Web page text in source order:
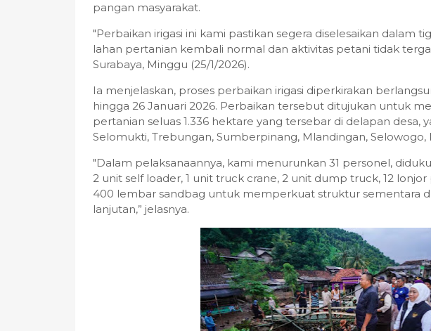
pangan masyarakat.
"Perbaikan irigasi ini kami pastikan segera diselesaikan dalam
lahan pertanian kembali normal dan aktivitas petani tidak
Surabaya, Minggu (25/1/2026).
Ia menjelaskan, proses perbaikan irigasi diperkirakan
hingga 26 Januari 2026. Perbaikan tersebut ditujukan untuk
pertanian seluas 1.336 hektare yang tersebar di delapan desa,
Selomukti, Trebungan, Sumberpinang, Mlandingan, Selowogo,
"Dalam pelaksanaannya, kami menurunkan 31 personel,
2 unit self loader, 1 unit truck crane, 2 unit dump truck, 12
400 lembar sandbag untuk memperkuat struktur sementara
lanjutan,” jelasnya.